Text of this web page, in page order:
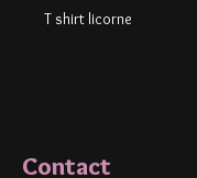
T shirt licorne
Contact